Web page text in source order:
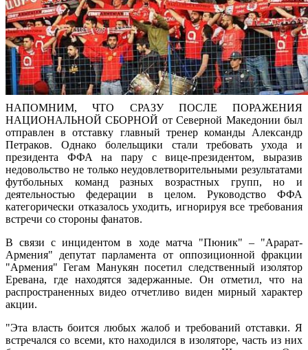
НАПОМНИМ, ЧТО СРАЗУ ПОСЛЕ ПОРАЖЕНИЯ
НАЦИОНАЛЬНОЙ СБОРНОЙ от Северной Македонии был
отправлен в отставку главный тренер команды Александр
Петраков. Однако болельщики стали требовать ухода и
президента ФФА на пару с вице-президентом, выразив
недовольство не только неудовлетворительными результатами
футбольных команд разных возрастных групп, но и
деятельностью федерации в целом. Руководство ФФА
категорически отказалось уходить, игнорируя все требования
встречи со стороны фанатов.
В связи с инцидентом в ходе матча "Пюник" – "Арарат-
Армения" депутат парламента от оппозиционной фракции
"Армения" Гегам Манукян посетил следственный изолятор
Еревана, где находятся задержанные. Он отметил, что на
распространенных видео отчетливо виден мирный характер
акции.
"Эта власть боится любых жалоб и требований отставки. Я
встречался со всеми, кто находился в изоляторе, часть из них